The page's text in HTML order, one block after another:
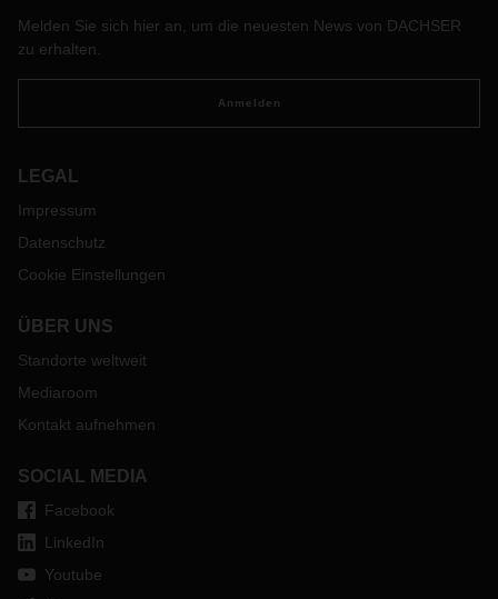
Melden Sie sich hier an, um die neuesten News von DACHSER
zu erhalten.
Anmelden
LEGAL
Impressum
Datenschutz
Cookie Einstellungen
ÜBER UNS
Standorte weltweit
Mediaroom
Kontakt aufnehmen
SOCIAL MEDIA
Facebook
LinkedIn
Youtube